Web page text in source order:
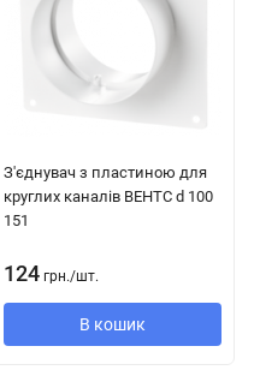
підвищити ефективність
З'єднувач з пластиною для
круглих каналів ВЕНТС d 100
151
124 грн./шт.
В кошик